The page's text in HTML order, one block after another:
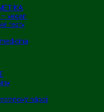
vegan
testy
nápoj